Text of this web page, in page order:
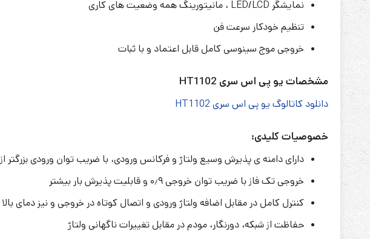
نمایشگر LED/LCD ، مانیتورینگ همه وضعیت های کاری
تنظیم خودکار سرعت فن
خروجی موج سینوسی کامل قابل اعتماد و با ثبات
مشخصات یو پی اس سری HT1102
دانلود کاتالوگ یو پی اس سری HT1102
خصوصیات کلیدی:
دارای دامنه ­ی پذیرش وسیع ولتاژ و فرکانس ورودی، با ضریب توان ورودی بزرگتر از ۰٫۹
خروجی تک فاز با ضریب توان خروجی ۰٫۹ و قابلیت پذیرش بار بیشتر
کنترل کامل در مقابل اضافه ولتاژ ورودی و اتصال کوتاه در خروجی و نیز دمای بالا
حفاظت از شبکه، دورنگار، مودم در مقابل تغییرات ناگهانی ولتاژ